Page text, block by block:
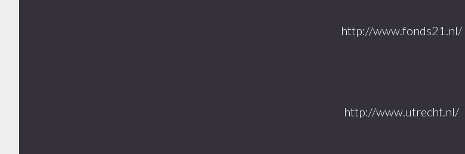
http://www.fonds21.nl/
http://www.utrecht.nl/